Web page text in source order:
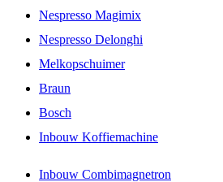
Nespresso Magimix
Nespresso Delonghi
Melkopschuimer
Braun
Bosch
Inbouw Koffiemachine
Inbouw Combimagnetron